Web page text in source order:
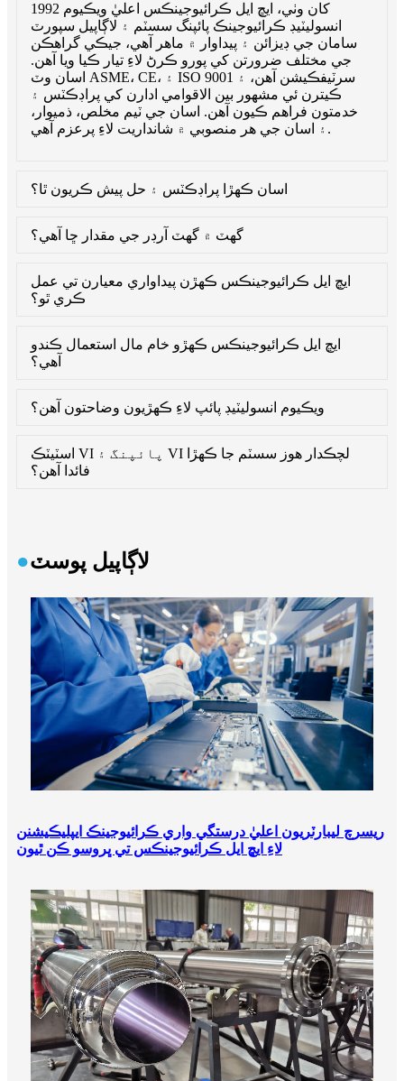
1992 کان وٺي، ايڇ ايل ڪرائيوجينڪس اعليٰ ويڪيوم
انسوليٽيڊ ڪرائيوجينڪ پائپنگ سسٽم ۽ لاڳاپيل سپورٽ
سامان جي ڊيزائن ۽ پيداوار ۾ ماهر آهي، جيڪي گراهڪن
جي مختلف ضرورتن کي پورو ڪرڻ لاءِ تيار ڪيا ويا آهن.
اسان وٽ ASME، CE، ۽ ISO 9001 سرٽيفڪيشن آهن، ۽
ڪيترن ئي مشهور بين الاقوامي ادارن کي پراڊڪٽس ۽
خدمتون فراهم ڪيون آهن. اسان جي ٽيم مخلص، ذميوار،
۽ اسان جي هر منصوبي ۾ شانداريت لاءِ پرعزم آهي.
اسان ڪهڙا پراڊڪٽس ۽ حل پيش ڪريون ٿا؟
گهٽ ۾ گهٽ آرڊر جي مقدار ڇا آهي؟
ايڇ ايل ڪرائيوجينڪس ڪهڙن پيداواري معيارن تي عمل
ڪري ٿو؟
ايڇ ايل ڪرائيوجينڪس ڪهڙو خام مال استعمال ڪندو
آهي؟
ويڪيوم انسوليٽيڊ پائپ لاءِ ڪهڙيون وضاحتون آهن؟
اسٽيٽڪ VI پائپنگ ۽ VI لچڪدار هوز سسٽم جا ڪهڙا
فائدا آهن؟
●لاڳاپيل پوسٽ
ريسرچ ليبارٽريون اعليٰ درستگي واري ڪرائيوجينڪ ايپليڪيشنن
لاءِ ايڇ ايل ڪرائيوجينڪس تي ڀروسو ڪن ٿيون